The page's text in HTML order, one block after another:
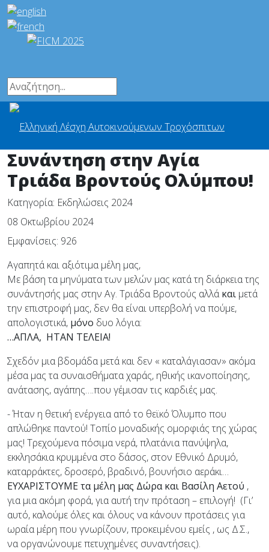
Συνάντηση στην Αγία
Τριάδα Βροντούς Ολύμπου!
Κατηγορία: Εκδηλώσεις 2024
08 Οκτωβρίου 2024
Εμφανίσεις: 926
Αγαπητά και αξιότιμα μέλη μας,
Με βάση τα μηνύματα των μελών μας κατά τη διάρκεια της
συνάντησής μας στην Αγ. Τριάδα Βροντούς αλλάκαι μετά
την επιστροφή μας, δεν θα είναι υπερβολή να πούμε,
απολογιστικά, μόνο δυο λόγια:
…ΑΠΛΑ, ΗΤΑΝ ΤΕΛΕΙΑ!
Σχεδόν μια βδομάδα μετά και δεν « καταλάγιασαν» ακόμα
μέσα μας τα συναισθήματα χαράς, ηθικής ικανοποίησης,
ανάτασης, αγάπης….που γέμισαν τις καρδιές μας.
- Ήταν η θετική ενέργεια από το θεϊκό Όλυμπο που
απλώθηκε παντού! Τοπίο μοναδικής ομορφιάς της χώρας
μας! Τρεχούμενα πόσιμα νερά, πλατάνια πανύψηλα,
εκκλησάκια κρυμμένα στο δάσος, στον Εθνικό Δρυμό,
καταρράκτες, δροσερό, βραδινό, βουνήσιο αεράκι…
ΕΥΧΑΡΙΣΤΟΥΜΕ τα μέλη μας Δώρα και Βασίλη Αετού ,
για μια ακόμη φορά, για αυτή την πρόταση – επιλογή! (Γι’
αυτό, καλούμε όλες και όλους να κάνουν προτάσεις για
ωραία μέρη που γνωρίζουν, προκειμένου εμείς , ως Δ.Σ.,
να οργανώνουμε πετυχημένες συναντήσεις).